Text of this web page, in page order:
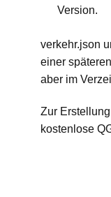
Version.
verkehr.json
einer
aber im
Zur
kostenlose